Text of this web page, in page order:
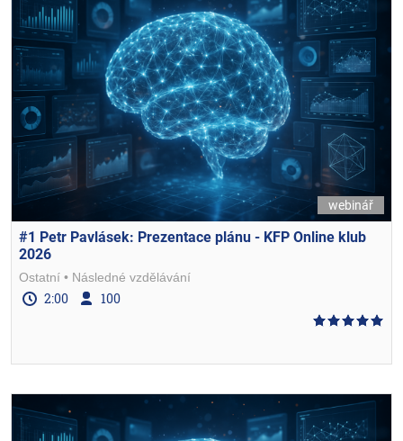
webinář
#1 Petr Pavlásek: Prezentace plánu - KFP Online klub
2026
Ostatní Následné vzdělávání
2:00 100